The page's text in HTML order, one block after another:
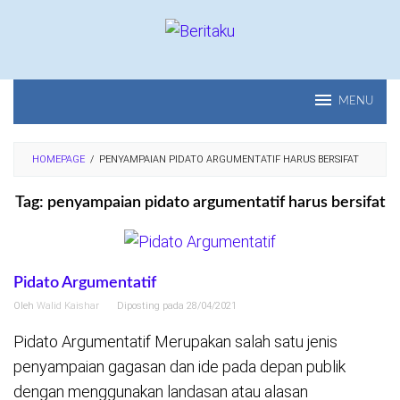
MENU
HOMEPAGE / PENYAMPAIAN PIDATO ARGUMENTATIF HARUS BERSIFAT
Tag: penyampaian pidato argumentatif harus bersifat
Pidato Argumentatif
Oleh Walid Kaishar Diposting pada 28/04/2021
Pidato Argumentatif Merupakan salah satu jenis
penyampaian gagasan dan ide pada depan publik
dengan menggunakan landasan atau alasan